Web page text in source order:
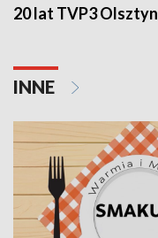
20 lat TVP3 Olsztyn
INNE